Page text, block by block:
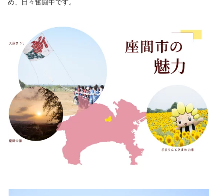
め、日々奮闘中です。